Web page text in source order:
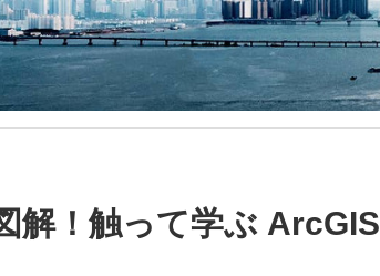
解！触って学ぶ ArcGIS